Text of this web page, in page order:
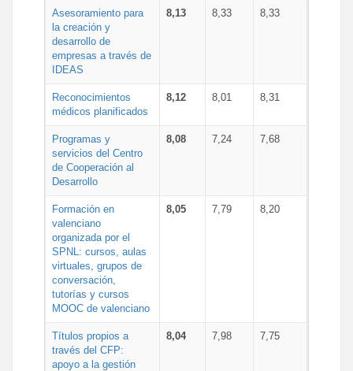
Asesoramiento para
la creación y
desarrollo de
empresas a través de
IDEAS
8,13 8,33 8,33
Reconocimientos
médicos planificados
8,12 8,01 8,31
Programas y
servicios del Centro
de Cooperación al
Desarrollo
8,08 7,24 7,68
Formación en
valenciano
organizada por el
SPNL: cursos, aulas
virtuales, grupos de
conversación,
tutorías y cursos
MOOC de valenciano
8,05 7,79 8,20
Títulos propios a
través del CFP:
apoyo a la gestión
8,04 7,98 7,75